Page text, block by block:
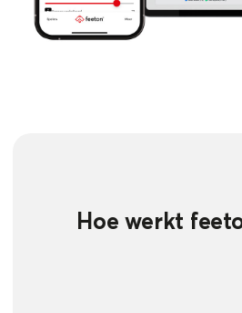
Hoe werkt